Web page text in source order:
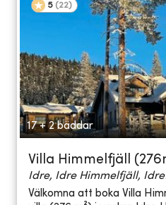
5 (22)
17 + 2 bäddar
Villa Himmelfjäll
Idre, Idre Himmelfjäll,
Välkomna att boka Villa